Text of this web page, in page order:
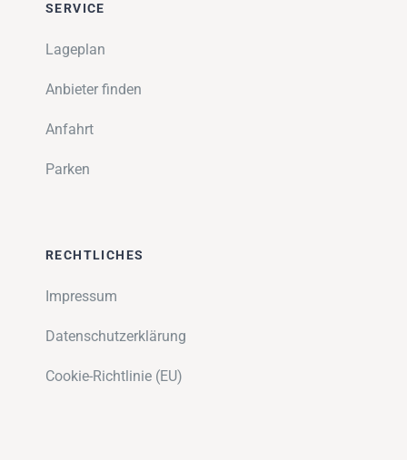
SERVICE
Lageplan
Anbieter finden
Anfahrt
Parken
RECHTLICHES
Impressum
Datenschutzerklärung
Cookie-Richtlinie (EU)